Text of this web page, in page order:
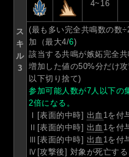
ス
キ
ル
3
4~16
(最も多い完全共鳴数の数
加（最大4/6)
該当する共鳴が嫉妬完全
増加した値の50%分だけ
以下切り捨て)
参加可能人数が7人以下の
2倍になる。
Ⅰ[表面的中時] 出血 1を付
Ⅱ[表面的中時] 出血 1を付
Ⅲ[表面的中時] 出血 1を付
Ⅳ[攻撃後] 対象が死亡する